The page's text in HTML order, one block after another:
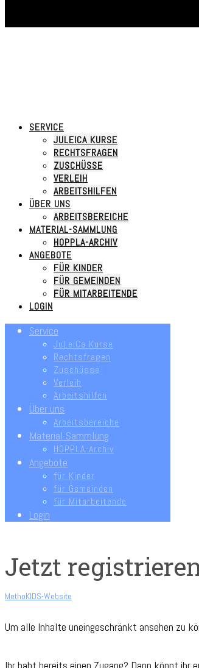
SERVICE
JULEICA KURSE
RECHTSFRAGEN
ZUSCHÜSSE
VERLEIH
ARBEITSHILFEN
ÜBER UNS
ARBEITSBEREICHE
MATERIAL-SAMMLUNG
HOPPLA-ARCHIV
ANGEBOTE
FÜR KINDER
FÜR GEMEINDEN
FÜR MITARBEITENDE
LOGIN
Service
JuLeiCa Kurse
Rechtsfragen
Zuschüsse
Verleih
Arbeitshilfen
Über uns
Arbeitsbereiche
Material-Sammlung
HOPPLA-Archiv
Angebote
für Kinder
für Gemeinden
für Mitarbeitende
Login
Jetzt
MethoKIDS-Website
Um alle Inhalte uneingeschränkt ansehen zu